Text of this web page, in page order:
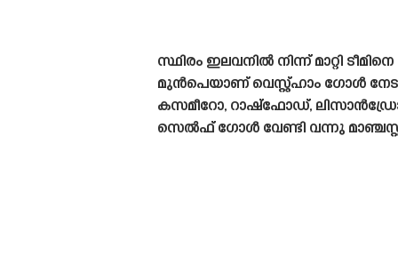
സ്ഥിരം ഇലവനിൽ നിന്ന് മാറ്റി
മുൻപെയാണ് വെസ്റ്റ്ഹാം ഗോൾ
കസമീറോ, റാഷ്‌ഫോഡ്, ലിസാൻഡ്രോ
സെൽഫ് ഗോൾ വേണ്ടി വന്നു